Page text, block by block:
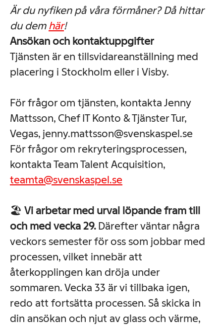
Är du nyfiken på våra förmåner? Då hittar
du dem här!
Ansökan och kontaktuppgifter
Tjänsten är en tillsvidareanställning med
placering i Stockholm eller i Visby.
För frågor om tjänsten, kontakta Jenny
Mattsson, Chef IT Konto & Tjänster Tur,
Vegas, jenny.mattsson@svenskaspel.se
För frågor om rekryteringsprocessen,
kontakta Team Talent Acquisition,
teamta@svenskaspel.se
🏖️ Vi arbetar med urval löpande fram till
och med vecka 29. Därefter väntar några
veckors semester för oss som jobbar med
processen, vilket innebär att
återkopplingen kan dröja under
sommaren. Vecka 33 är vi tillbaka igen,
redo att fortsätta processen. Så skicka in
din ansökan och njut av glass och värme,